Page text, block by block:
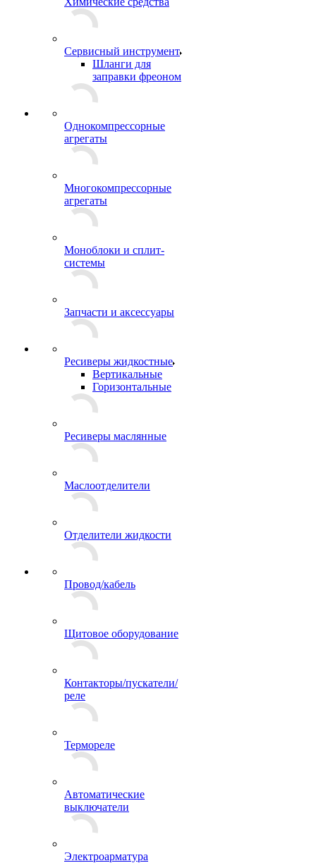
Сервисный инструмент
Шланги для
заправки фреоном
Однокомпрессорные
агрегаты
Многокомпрессорные
агрегаты
Моноблоки и сплит-
системы
Запчасти и аксессуары
Ресиверы жидкостные
Вертикальные
Горизонтальные
Ресиверы маслянные
Маслоотделители
Отделители жидкости
Провод/кабель
Щитовое оборудование
Контакторы/пускатели/
реле
Термореле
Автоматические
выключатели
Электроарматура